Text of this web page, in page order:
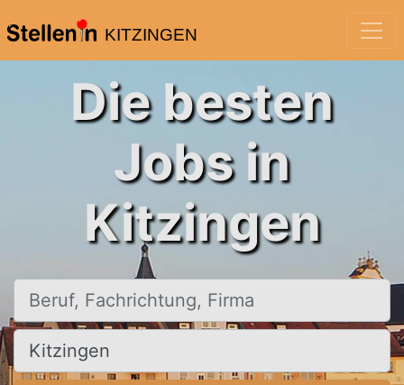
KITZINGEN
Die besten
Jobs in
Kitzingen
Beruf, Fachrichtung, Firma
Ort, Stadt